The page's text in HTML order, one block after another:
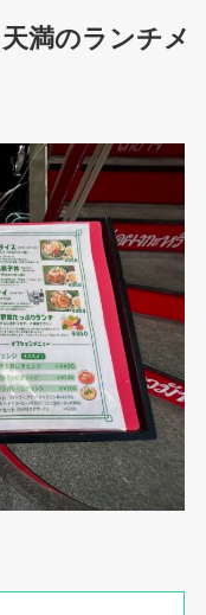
満のランチメ